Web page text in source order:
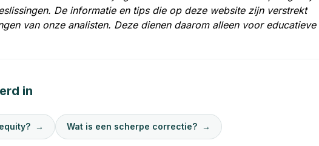
De informatie en tips die op deze website zijn verstrekt
van onze analisten. Deze dienen daarom alleen voor educatieve
in
→ Wat is een scherpe correctie? →